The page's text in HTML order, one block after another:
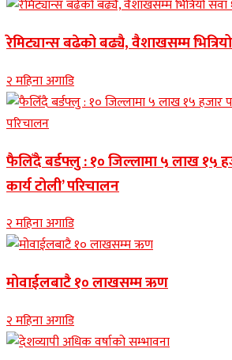
रेमिट्यान्स बढेको बढ्यै, वैशाखसम्म
२ महिना अगाडि
फैलिँदै बर्डफ्लु : १० जिल्लामा ५ लाख १५
कार्य टोली’ परिचालन
२ महिना अगाडि
मोवाईलबाटै १० लाखसम्म ऋण
२ महिना अगाडि